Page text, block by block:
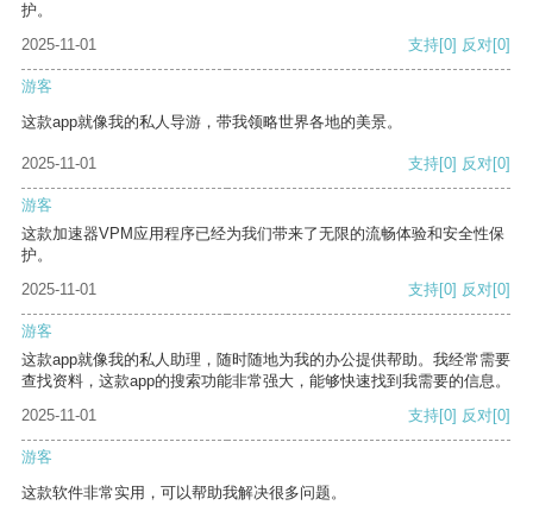
护。
2025-11-01
支持[0] 反对[0]
游客
这款app就像我的私人导游，带我领略世界各地的美景。
2025-11-01 支持[0] 反对[0]
游客
这款加速器VPM应用程序已经为我们带来了无限的流畅体验和安全性保
护。
2025-11-01
支持[0] 反对[0]
游客
这款app就像我的私人助理，随时随地为我的办公提供帮助。我经常需要
查找资料，这款app的搜索功能非常强大，能够快速找到我需要的信息。
2025-11-01
支持[0] 反对[0]
游客
这款软件非常实用，可以帮助我解决很多问题。